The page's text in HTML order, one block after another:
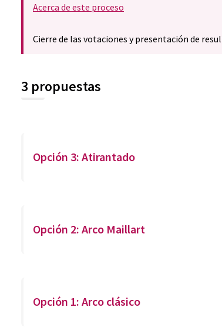
Acerca de este proceso
Cierre de las votaciones y presentación de
3 propuestas
Opción 3: Atirantado
Opción 2: Arco Maillart
Opción 1: Arco clásico